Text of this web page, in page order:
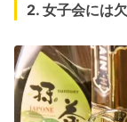
2. 女子会には